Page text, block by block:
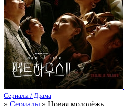
Сериалы / Драма
» Сериалы » Новая молодёжь